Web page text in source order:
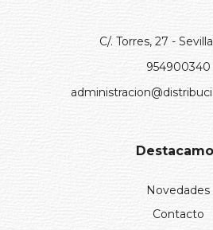
C/. Torres, 27 -
954900340
Novedades
Contacto